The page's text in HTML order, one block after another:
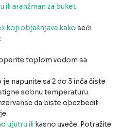
ili aranžman za buket
koji objašnjava kako seći
toplom vodom sa
napunite sa 2 do 3 inča čiste
sobnu temperaturu.
da biste obezbedili
ujutru ili kasno uveče. Potražite